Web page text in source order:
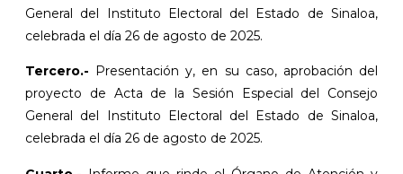
General del Instituto Electoral del Estado de Sinaloa,
celebrada el día 26 de agosto de 2025.
Tercero.- Presentación y, en su caso, aprobación del
proyecto de Acta de la Sesión Especial del Consejo
General del Instituto Electoral del Estado de Sinaloa,
celebrada el día 26 de agosto de 2025.